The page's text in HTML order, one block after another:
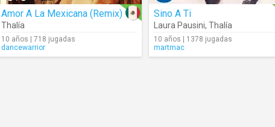
Amor A La Mexicana (Remix)
Thalía
10 años | 718 jugadas
dancewarrior
Sino A Ti
Laura Pausini, Thalía
10 años | 1378 jugadas
martmac